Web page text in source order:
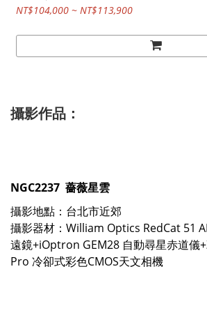
NT$104,000 ~ NT$113,900
攝影作品：
NGC2237 薔薇星雲
攝影地點：台北市近郊
攝影器材： William Optics RedCat 51
遠鏡+iOptron GEM28 自動尋星赤道儀+
Pro 冷卻式彩色CMOS天文相機